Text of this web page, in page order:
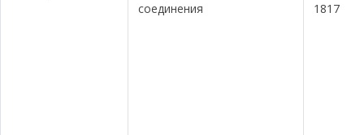
соединения
1817